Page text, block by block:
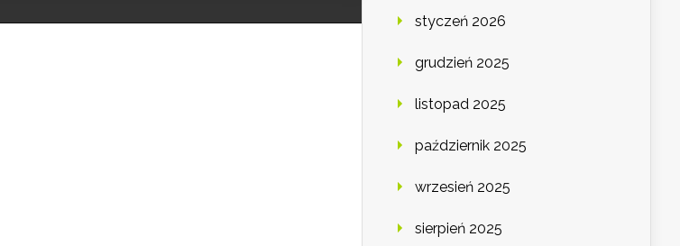
styczeń 2026
grudzień 2025
listopad 2025
październik 2025
wrzesień 2025
sierpień 2025